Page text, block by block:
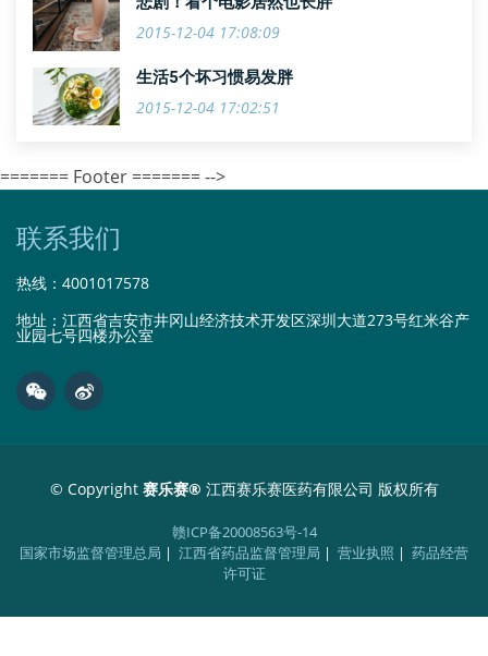
2015-12-04 17:08:09
生活5个坏习惯易发胖
2015-12-04 17:02:51
======= Footer ======= -->
联系我们
热线： 4001017578
地址：江西省吉安市井冈山经济技术开发区深圳大道273号红米谷产
业园七号四楼办公室
© Copyright 赛乐赛® 江西赛乐赛医药有限公司 版权所有
赣ICP备20008563号-14
国家市场监督管理总局 | 江西省药品监督管理局 | 营业执照 | 药品经营
许可证